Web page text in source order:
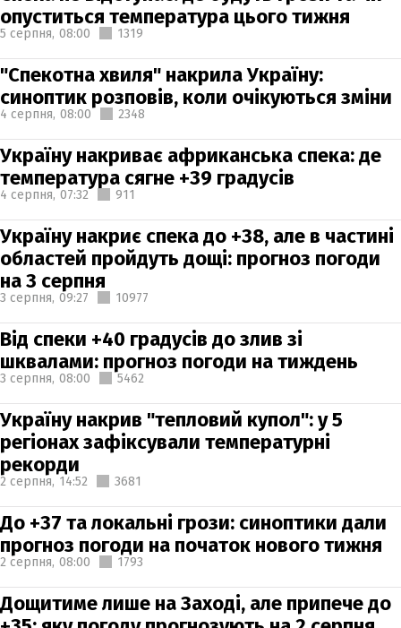
опуститься температура цього тижня
5 серпня, 08:00 1319
"Спекотна хвиля" накрила Україну:
синоптик розповів, коли очікуються зміни
4 серпня, 08:00 2348
Україну накриває африканська спека: де
температура сягне +39 градусів
4 серпня, 07:32 911
Україну накриє спека до +38, але в частині
областей пройдуть дощі: прогноз погоди
на 3 серпня
3 серпня, 09:27 10977
Від спеки +40 градусів до злив зі
шквалами: прогноз погоди на тиждень
3 серпня, 08:00 5462
Україну накрив "тепловий купол": у 5
регіонах зафіксували температурні
рекорди
2 серпня, 14:52 3681
До +37 та локальні грози: синоптики дали
прогноз погоди на початок нового тижня
2 серпня, 08:00 1793
Дощитиме лише на Заході, але припече до